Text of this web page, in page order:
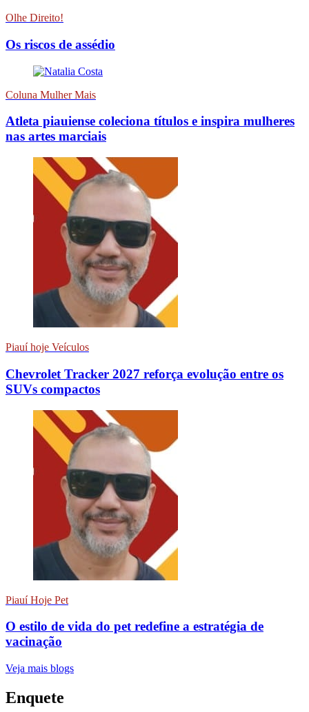
Olhe Direito!
Os riscos de assédio
Coluna Mulher Mais
Atleta piauiense coleciona títulos e inspira mulheres
nas artes marciais
Piauí hoje Veículos
Chevrolet Tracker 2027 reforça evolução entre os
SUVs compactos
Piauí Hoje Pet
O estilo de vida do pet redefine a estratégia de
vacinação
Veja mais blogs
Enquete